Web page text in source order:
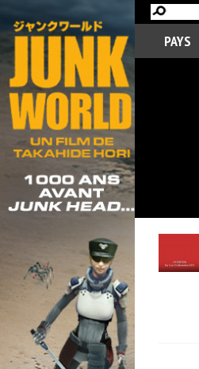
PAYS